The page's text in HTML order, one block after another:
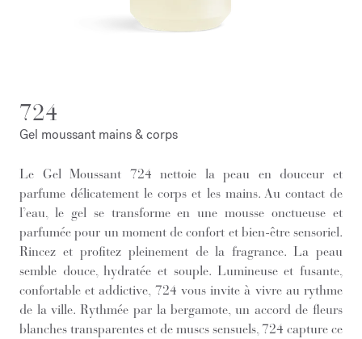
724
Gel moussant mains & corps
Le Gel Moussant 724 nettoie la peau en douceur et
parfume délicatement le corps et les mains. Au contact de
l’eau, le gel se transforme en une mousse onctueuse et
parfumée pour un moment de confort et bien-être sensoriel.
Rincez et profitez pleinement de la fragrance. La peau
semble douce, hydratée et souple. Lumineuse et fusante,
confortable et addictive, 724 vous invite à vivre au rythme
de la ville. Rythmée par la bergamote, un accord de fleurs
blanches transparentes et de muscs sensuels, 724 capture ce